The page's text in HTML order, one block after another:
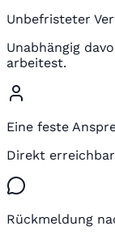
Unbefristeter
Unabhängig
arbeitest.
Eine feste
Direkt
Rückmeldung